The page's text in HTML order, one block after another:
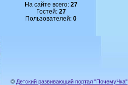
На сайте всего: 27
Гостей: 27
Пользователей: 0
© Детский развивающий портал "ПочемуЧка"